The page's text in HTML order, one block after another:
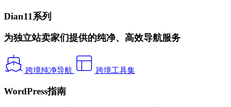
Dian11系列
为独立站卖家们提供的纯净、高效导航服务
跨境纯净导航 跨境工具集
WordPress指南